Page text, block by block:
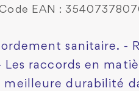
EAN :
sanitaire. -
Les raccords en
durabilité